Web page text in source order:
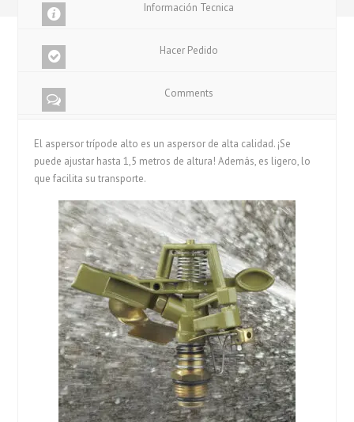
Información Tecnica
Hacer Pedido
Comments
El aspersor trípode alto es un aspersor de alta calidad. ¡Se
puede ajustar hasta 1,5 metros de altura! Además, es ligero, lo
que facilita su transporte.